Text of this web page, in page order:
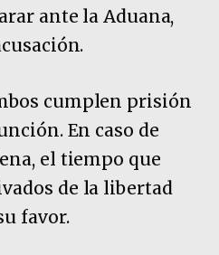
ante la Aduana,
cumplen prisión
En caso de
el tiempo que
de la libertad
favor.